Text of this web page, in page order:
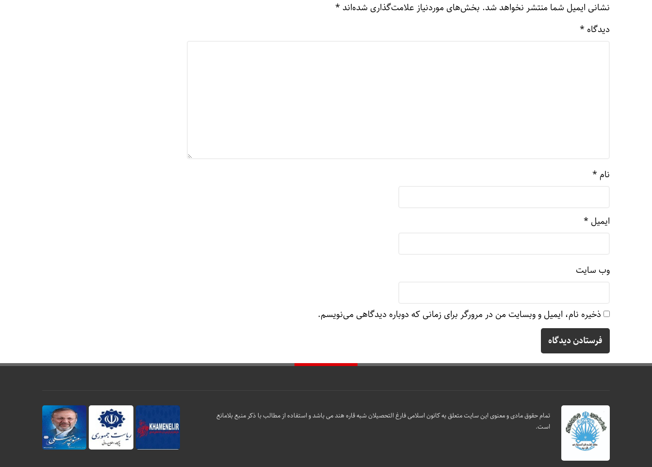
نشانی ایمیل شما منتشر نخواهد شد. بخش‌های موردنیاز علامت‌گذاری شده‌اند *
دیدگاه *
نام *
ایمیل *
وب‌ سایت
ذخیره نام، ایمیل و وبسایت من در مرورگر برای زمانی که دوباره دیدگاهی می‌نویسم.
تمام حقوق مادی و معنوی این سایت متعلق به کانون اسلامی فارغ التحصیلان شبه قاره هند می باشد و استفاده از مطالب با ذکر منبع بلامانع
است.